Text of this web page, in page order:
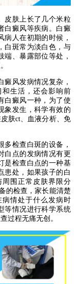
肤上长了几个米粒
白癜风等疾病。白癜
病人在初期的时候，
白斑常为淡白色，与
端、暴露部位等处，
风发病情况复杂，
生活，还会影响前
白癜风一种，为了使
象发生，科学有效的
肤ct、血液分析、免
检查白斑的设备，
白点的发病情况有更
是检查白点的一种基
患处，如果孩子的白
围正常皮肤界限分
的检查，家长能清楚
情处于什么发病时
等情况进行科学系统
过程无痛无创。